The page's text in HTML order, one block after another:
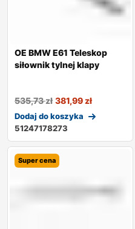
OE BMW E61 Teleskop
siłownik tylnej klapy
535,73zł 381,99zł
Dodaj do koszyka
51247178273
Super cena